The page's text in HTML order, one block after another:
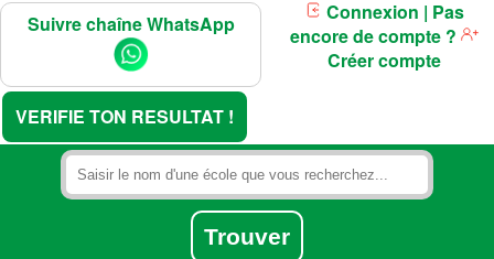
Suivre chaîne WhatsApp
VERIFIE TON RESULTAT !
Connexion | Pas
encore de compte ?
Créer compte